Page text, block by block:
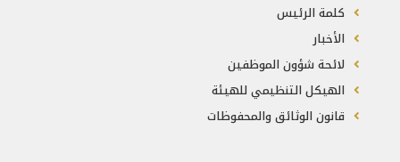
كلمة الرئيس
الأخبار
لائحة شؤون الموظفين
الهيكل التنظيمي للهيئة
قانون الوثائق والمحفوظات